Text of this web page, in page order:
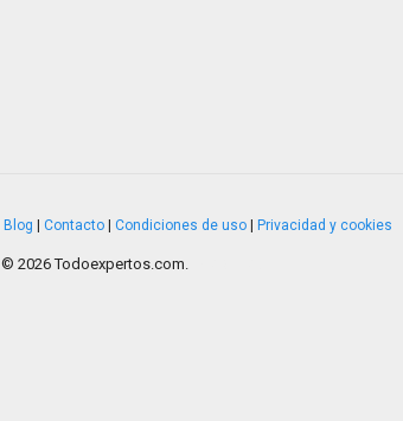
Blog Contacto Condiciones de uso Privacidad y cookies
© 2026 Todoexpertos.com.